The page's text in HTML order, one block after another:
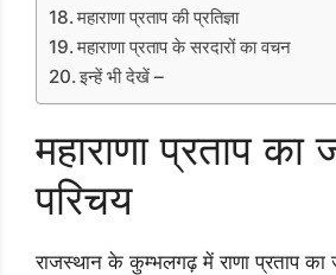
महाराणा प्रताप की प्रतिज्ञा
महाराणा प्रताप के सरदारों का वचन
इन्हें भी देखें –
महाराणा प्रताप का
परिचय
राजस्थान के कुम्भलगढ़ में राणा प्रताप का